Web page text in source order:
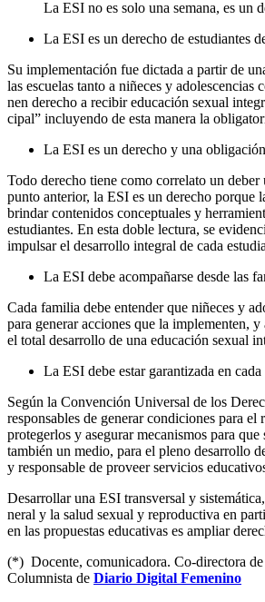
La ESI no es solo una semana, es un
La ESI es un derecho de estudiantes
Su implementación fue dictada a partir de
las escuelas tanto a niñeces y
nen de­re­cho a re­ci­bir edu­ca­ción se­xual
ci­pal” incluyendo de esta manera la
La ESI es un derecho y una
Todo derecho tiene como correlato un
punto anterior, la ESI es un derecho porque
brindar contenidos conceptuales y
estudiantes. En esta doble lectura, se
impulsar el desarrollo integral de cada
La ESI debe acompañarse desde las
Cada familia debe entender que niñeces y
para generar acciones que la implementen,
el total desarrollo de una educación sexual
La ESI debe estar garantizada en
Según la Convención Universal de los
responsables de generar condiciones para
protegerlos y asegurar mecanismos para
también un medio, para el pleno desarrollo
y responsable de proveer servicios
Desarrollar una ESI transversal y
ne­ral y la salud se­xual y re­pro­duc­ti­va en
en las propuestas educativas es ampliar
(*) Docente, comunicadora. Co-directora de
Columnista de Diario Digital Femenino